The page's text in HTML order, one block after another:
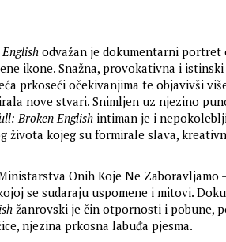
odvažan je dokumentarni portret
ikone. Snažna, provokativna i
prkoseći očekivanjima te objavivši
nove stvari. Snimljen uz njezino
Broken English intiman je i
života kojeg su formirale slava,
Onih Koje Ne Zaboravljamo
se sudaraju uspomene i mitovi.
žanrovski je čin otpornosti i pobune,
njezina prkosna labuđa pjesma.